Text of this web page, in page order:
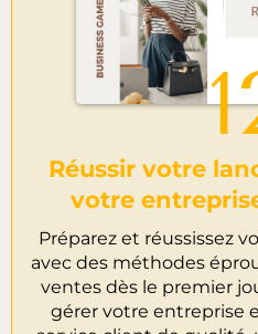
Réussir votre
votre
Préparez et réussissez
avec des méthodes
ventes dès le premier
gérer votre entreprise